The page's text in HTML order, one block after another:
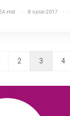
EA.md 8 iunie 2017
2 3 4